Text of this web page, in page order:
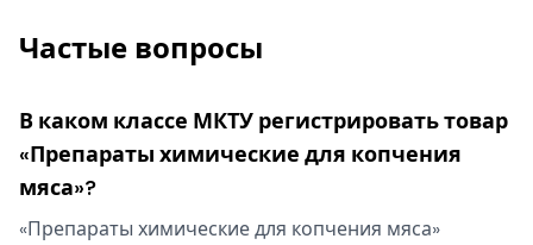
Частые вопросы
В каком классе МКТУ регистрировать товар
«Препараты химические для копчения
мяса»?
«Препараты химические для копчения мяса»